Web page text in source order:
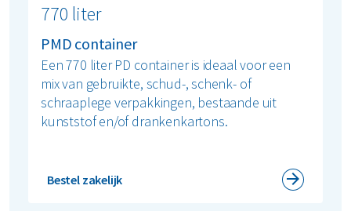
770 liter
PMD container
Een 770 liter PD container is ideaal voor een
mix van gebruikte, schud-, schenk- of
schraaplege verpakkingen, bestaande uit
kunststof en/of drankenkartons.
Bestel zakelijk